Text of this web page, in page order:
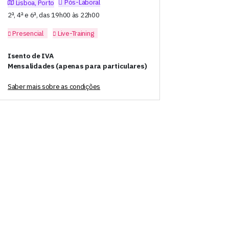
Lisboa, Porto
Pós-Laboral
2ª, 4ª e 6ª, das 19h00 às 22h00
Presencial
Live-Training
Isento de IVA
Mensalidades (apenas para particulares)
Saber mais sobre as condições